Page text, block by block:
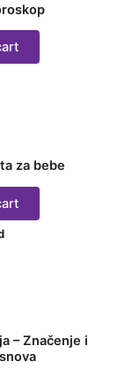
za bebe
– Značenje i